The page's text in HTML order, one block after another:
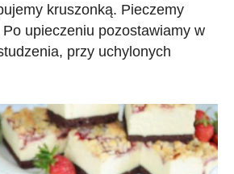
kruszonką. Pieczemy
upieczeniu pozostawiamy w
przy uchylonych